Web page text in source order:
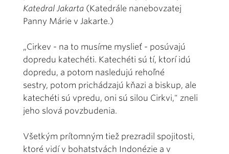
Katedral Jakarta (Katedrále nanebovzatej
Panny Márie v Jakarte.)
„Cirkev - na to musíme myslieť - posúvajú
dopredu katechéti. Katechéti sú tí, ktorí idú
dopredu, a potom nasledujú rehoľné
sestry, potom prichádzajú kňazi a biskup, ale
katechéti sú vpredu, oni sú silou Cirkvi," zneli
jeho slová povzbudenia.
Všetkým prítomným tiež prezradil spojitosti,
ktoré vidí v bohatstvách Indonézie a v